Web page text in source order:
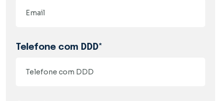
Telefone com DDD*